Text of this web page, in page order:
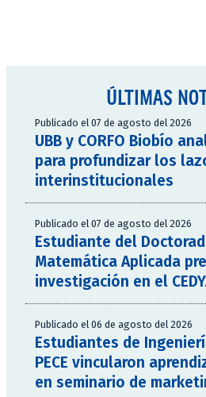
ÚLTIMAS
Publicado el 07 de agosto del 2026
UBB y CORFO Biobío
para profundizar los
interinstitucionales
Publicado el 07 de agosto del 2026
Estudiante del
Matemática Aplicada
investigación en el
Publicado el 06 de agosto del 2026
Estudiantes de
PECE vincularon
en seminario de